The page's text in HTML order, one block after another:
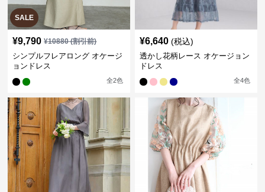
SALE
¥9,790 ¥10880(割引前)
シンプルフレアロング オケージ
ョンドレス
全2色
¥6,640 (税込)
透かし花柄レース オケージョン
ドレス
全4色